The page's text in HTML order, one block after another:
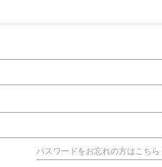
パスワードをお忘れの方はこちら